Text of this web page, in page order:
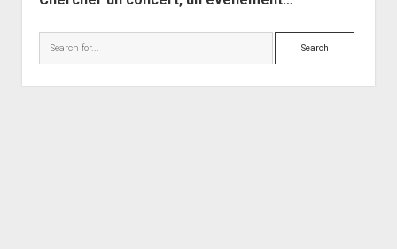
Search